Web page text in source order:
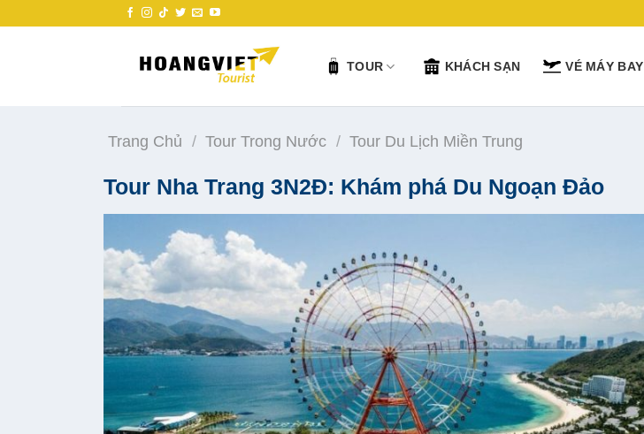
TOUR KHÁCH SẠN VÉ MÁY BAY
Trang Chủ / Tour Trong Nước / Tour Du Lịch Miền Trung
Tour Nha Trang 3N2Đ: Khám phá Du Ngoạn Đảo